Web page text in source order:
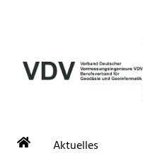
Aktuelles